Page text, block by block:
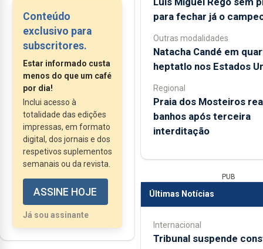
orientada para uma
literacia política, para a
divulgação do
conhecimento daquilo
que foi o processo
essencial para os
Açores e para os
açorianos, a
construção da sua
Autonomia.
Conteúdo
exclusivo para
subscritores.
Estar informado custa
menos do que um café
por dia!
Inclui acesso à
totalidade das edições
impressas, em formato
digital, dos jornais e dos
respetivos suplementos
semanais ou da revista.
ASSINE HOJE
Já sou assinante
para fechar já o
Outras modalidades
Natacha Candé em
heptatlo nos Estados
Regional
Praia dos Mosteiros
banhos após terceira
interditação
PUB
Últimas Notícias
Internacional
Tribunal suspende